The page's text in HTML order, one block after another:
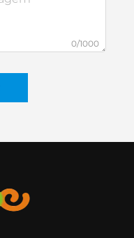
0/1000